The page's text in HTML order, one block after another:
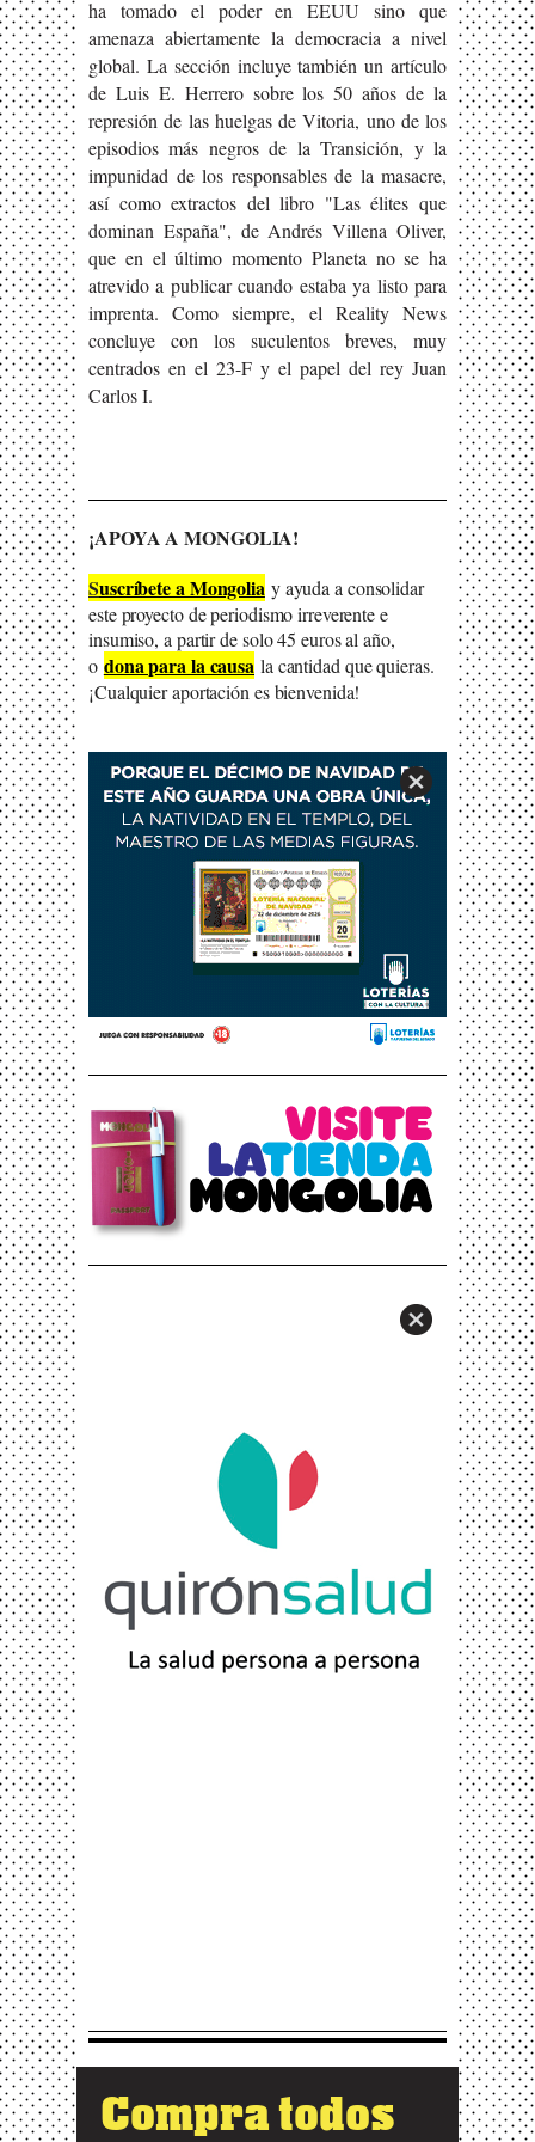
ha tomado el poder en EEUU sino que
amenaza abiertamente la democracia a nivel
global. La sección incluye también un artículo
de Luis E. Herrero sobre los 50 años de la
represión de las huelgas de Vitoria, uno de los
episodios más negros de la Transición, y la
impunidad de los responsables de la masacre,
así como extractos del libro "Las élites que
dominan España", de Andrés Villena Oliver,
que en el último momento Planeta no se ha
atrevido a publicar cuando estaba ya listo para
imprenta. Como siempre, el Reality News
concluye con los suculentos breves, muy
centrados en el 23-F y el papel del rey Juan
Carlos I.
¡APOYA A MONGOLIA!
Suscríbete a Mongoliay ayuda a consolidar
este proyecto de periodismo irreverente e
insumiso, a partir de solo 45 euros al año,
o dona para la causa la cantidad que quieras.
¡Cualquier aportación es bienvenida!
Compra todos